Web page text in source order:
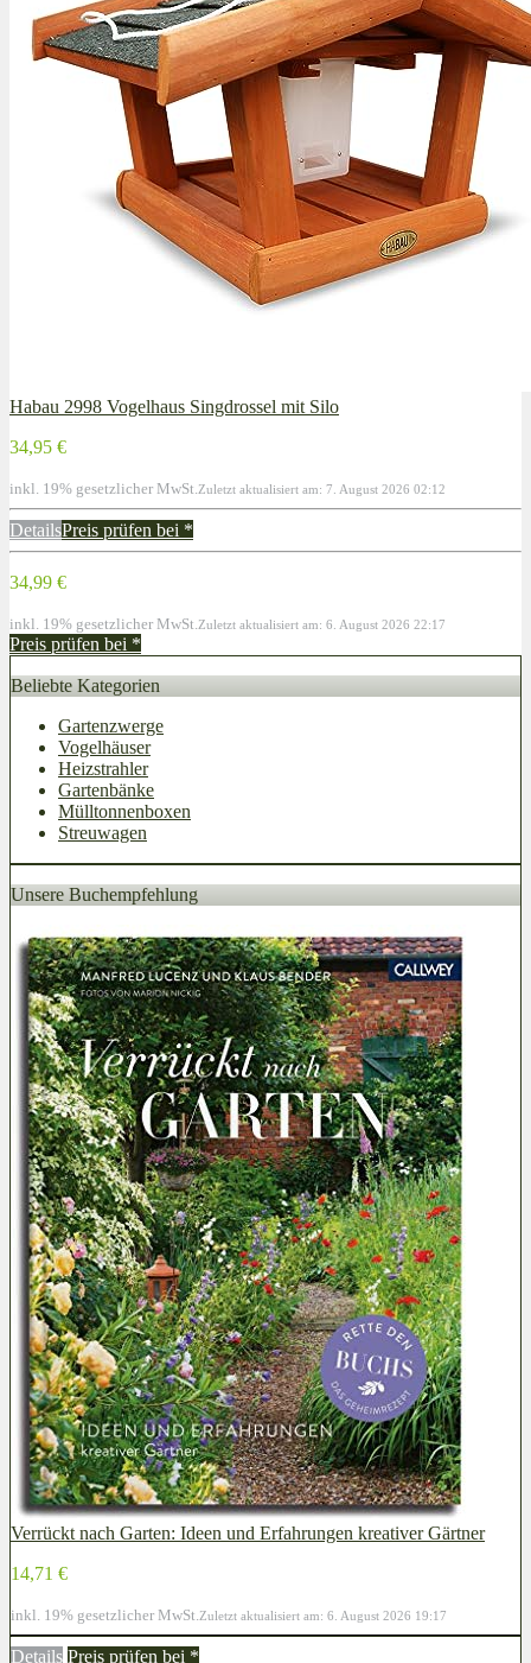
Habau 2998 Vogelhaus Singdrossel mit Silo
34,95 €
inkl. 19% gesetzlicher MwSt. Zuletzt aktualisiert am: 7. August 2026 02:12
DetailsPreis prüfen bei *
34,99 €
inkl. 19% gesetzlicher MwSt. Zuletzt aktualisiert am: 6. August 2026 22:17
Preis prüfen bei *
Beliebte Kategorien
Gartenzwerge
Vogelhäuser
Heizstrahler
Gartenbänke
Mülltonnenboxen
Streuwagen
Unsere Buchempfehlung
Verrückt nach Garten: Ideen und Erfahrungen kreativer Gärtner
14,71 €
inkl. 19% gesetzlicher MwSt. Zuletzt aktualisiert am: 6. August 2026 19:17
Details Preis prüfen bei *